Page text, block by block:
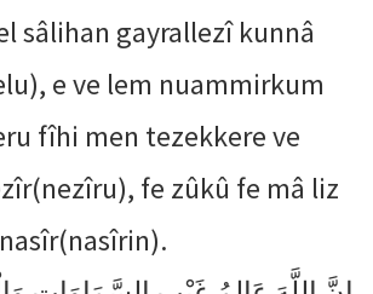
sâlihan gayrallezî kunnâ
e ve lem nuammirkum
fîhi men tezekkere ve
fe zûkû fe mâ liz